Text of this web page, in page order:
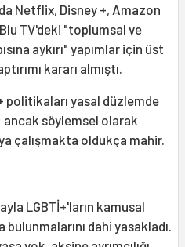
Netflix, Disney +, Amazon
TV'deki "toplumsal ve
aykırı" yapımlar için üst
kararı almıştı.
politikaları yasal düzlemde
söylemsel olarak
çalışmakta oldukça mahir.
LGBTİ+'ların kamusal
dahi yasakladı.